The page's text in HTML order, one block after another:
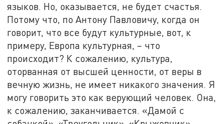
языков. Но, оказывается, не будет счастья.
Потому что, по Антону Павловичу, когда он
говорит, что все будут культурные, вот, к
примеру, Европа культурная, – что
происходит? К сожалению, культура,
оторванная от высшей ценности, от веры в
вечную жизнь, не имеет никакого значения. Я
могу говорить это как верующий человек. Она,
к сожалению, заканчивается. «Дамой с